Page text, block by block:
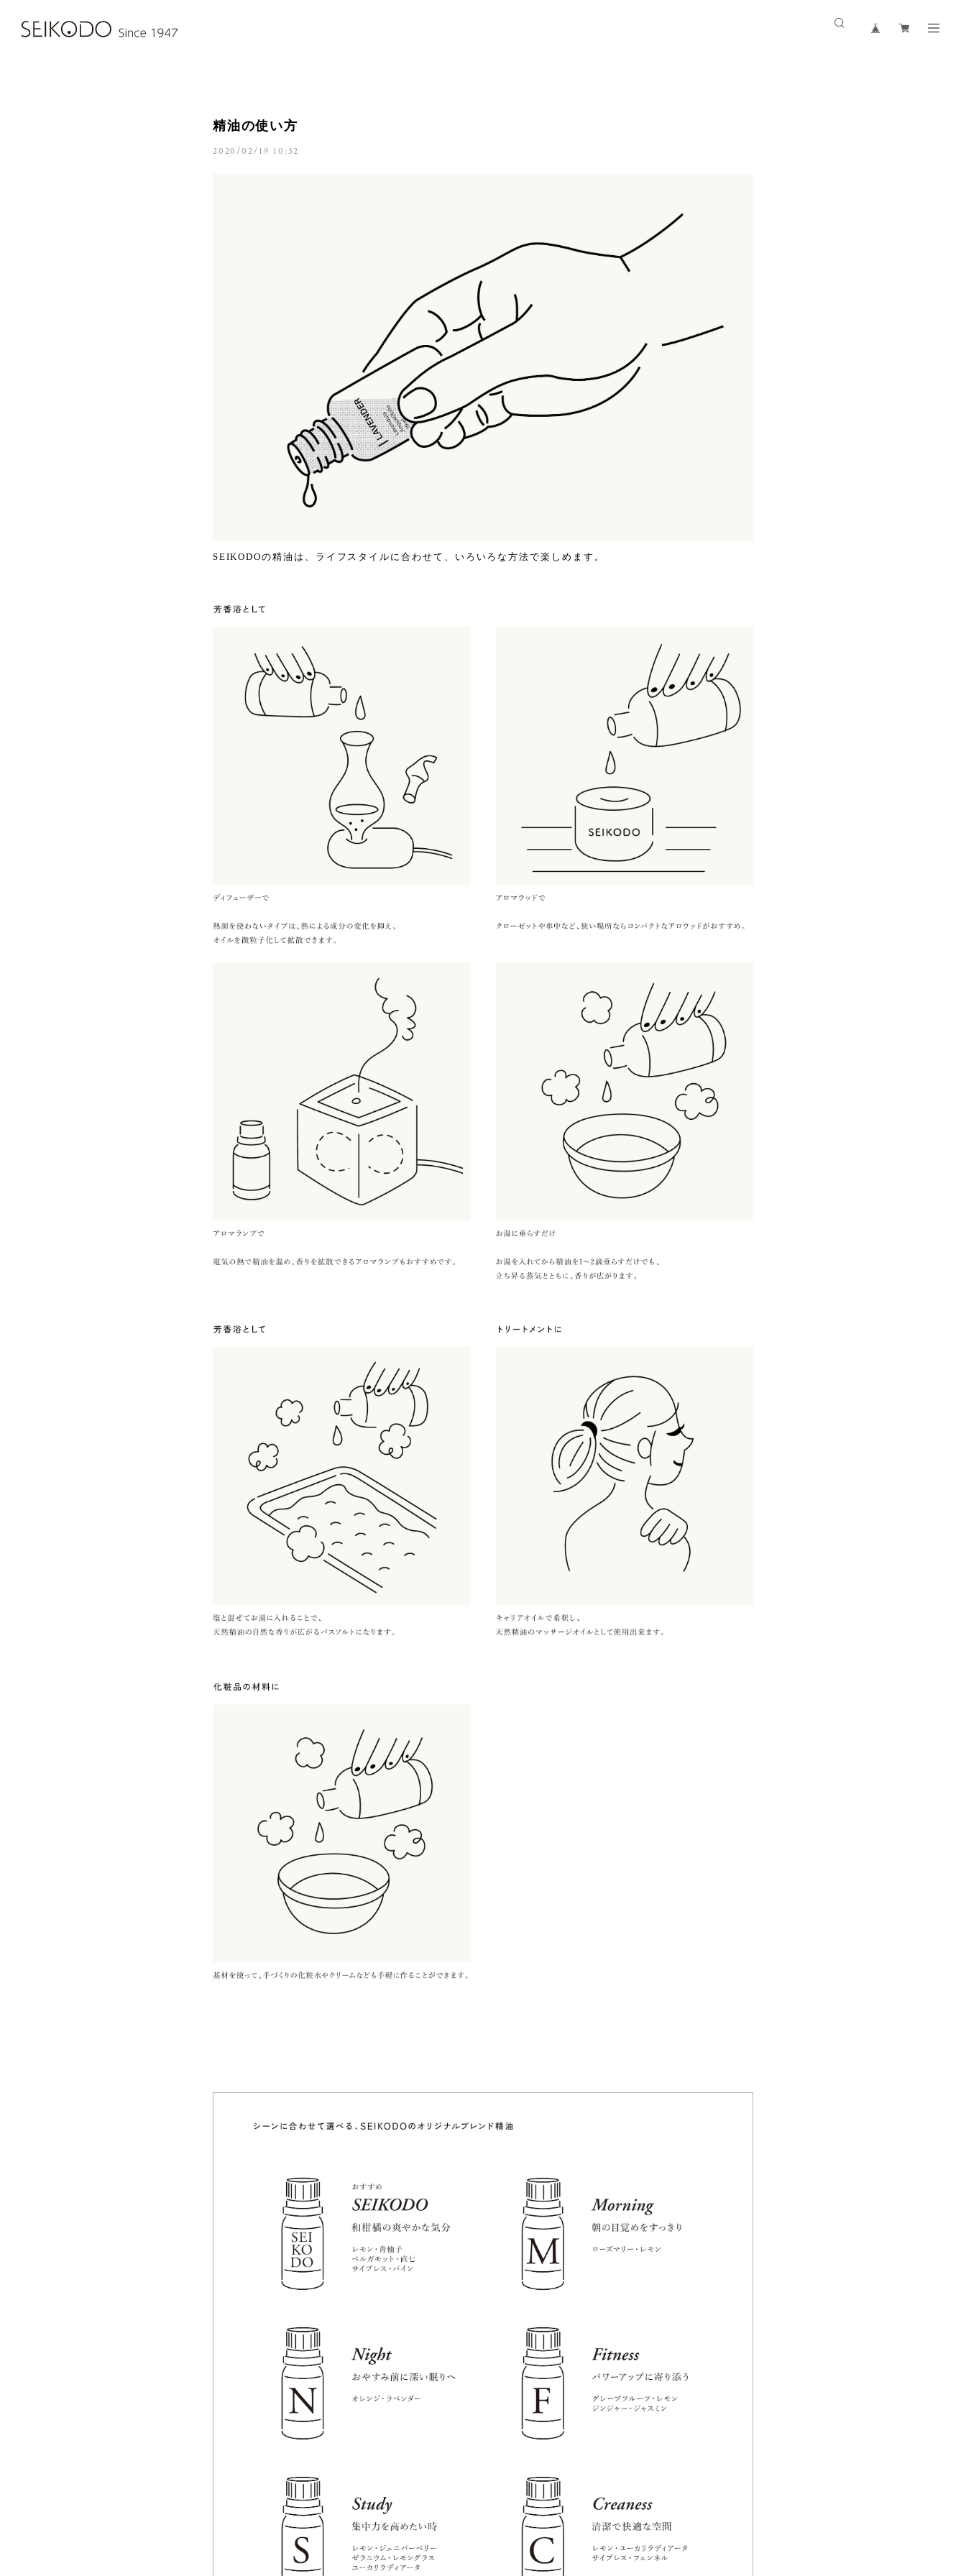
精油の使い方
2020/02/19 10:32
SEIKODOの精油は、ライフスタイルに合わせて、いろいろな方法で楽しめます。